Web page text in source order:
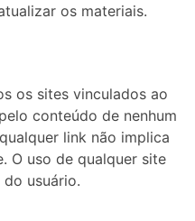
os materiais.
os sites vinculados ao
conteúdo de nenhum
link não implica
O uso de qualquer site
usuário.